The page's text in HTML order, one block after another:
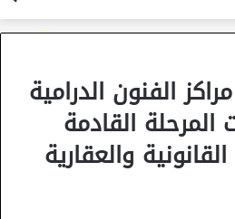
الفنون الدرامية
المرحلة القادمة
والعقارية